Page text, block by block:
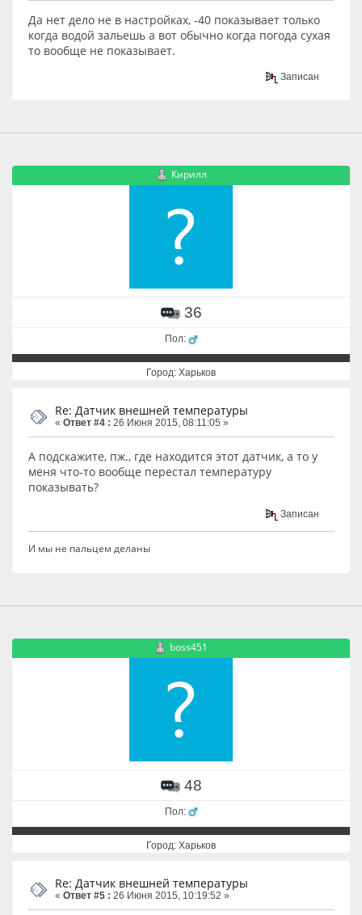
Да нет дело не в настройках, -40 показывает только
когда водой зальешь а вот обычно когда погода сухая
то вообще не показывает.
Записан
Кирилл
36
Пол:
Город: Харьков
Re: Датчик внешней температуры
« Ответ #4 : 26 Июня 2015, 08:11:05 »
А подскажите, пж., где находится этот датчик, а то у
меня что-то вообще перестал температуру
показывать?
Записан
И мы не пальцем деланы
boss451
48
Пол:
Город: Харьков
Re: Датчик внешней температуры
« Ответ #5 : 26 Июня 2015, 10:19:52 »